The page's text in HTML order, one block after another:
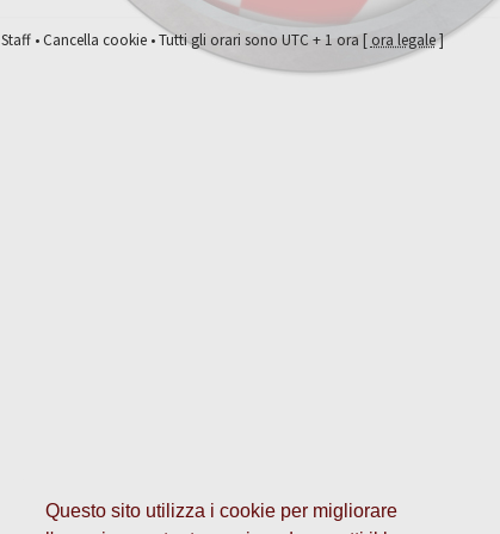
Questo sito utilizza i cookie per migliorare
Staff•Cancella cookie• Tutti gli orari sono UTC + 1 ora [ ora legale]